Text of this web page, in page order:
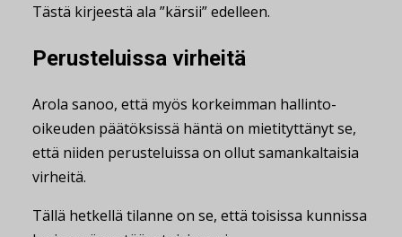
Tästä kirjeestä ala ”kärsii” edelleen.
Perusteluissa virheitä
Arola sanoo, että myös korkeimman hallinto-
oikeuden päätöksissä häntä on mietityttänyt se,
että niiden perusteluissa on ollut samankaltaisia
virheitä.
Tällä hetkellä tilanne on se, että toisissa kunnissa